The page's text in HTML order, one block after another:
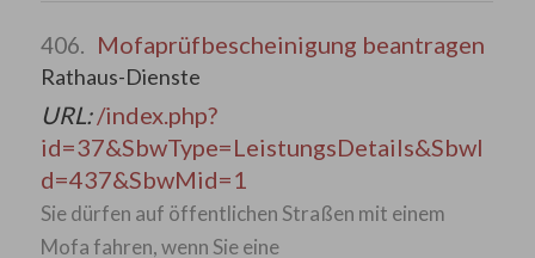
406. Mofaprüfbescheinigung beantragen
Rathaus-Dienste
URL:/index.php?
id=37&SbwType=LeistungsDetails&SbwI
d=437&SbwMid=1
Sie dürfen auf öffentlichen Straßen mit einem
Mofa fahren, wenn Sie eine